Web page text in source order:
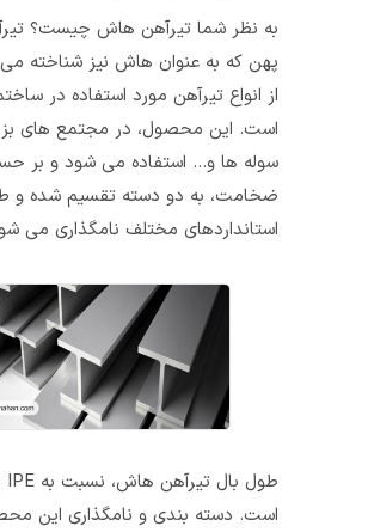
به نظر شما تیرآهن هاش چیست؟ تیرآهن بال‌
پهن که به عنوان هاش نیز شناخته می‌ شود، یکی
از انواع تیرآهن مورد استفاده در ساختمان‌ سازی
است. این محصول، در مجتمع های بزرگ تجاری،
سوله‌ ها و… استفاده می‌ شود و بر حسب
ضخامت، به دو دسته تقسیم شده و طبق
استانداردهای مختلف نامگذاری می‌ شود.
طول بال تیرآهن هاش، نسبت به IPE بیشتر
است. دسته‌ بندی و نامگذاری این محصول به دو